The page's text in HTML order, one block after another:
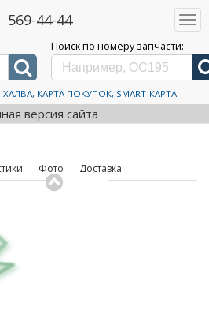
569-44-44
Поиск по номеру запчасти:
КАРТА ПОКУПОК, SMART-КАРТА
версия сайта
> Каталог автотоваров > Шины > HI FLY > Win-Turi
Turi
код товара: 631160
Фото Доставка